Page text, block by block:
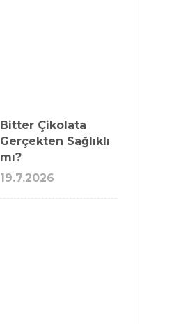
Bitter Çikolata
Gerçekten Sağlıklı
mı?
19.7.2026